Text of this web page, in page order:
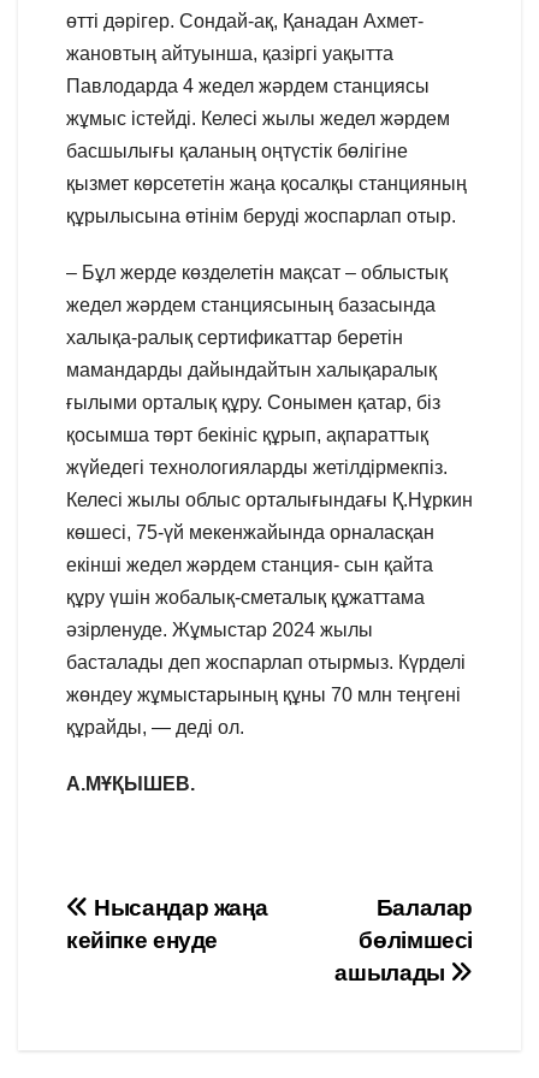
өтті дәрігер. Сондай-ақ, Қанадан Ахмет-
жановтың айтуынша, қазіргі уақытта
Павлодарда 4 жедел жәрдем станциясы
жұмыс істейді. Келесі жылы жедел жәрдем
басшылығы қаланың оңтүстік бөлігіне
қызмет көрсететін жаңа қосалқы станцияның
құрылысына өтінім беруді жоспарлап отыр.
– Бұл жерде көзделетін мақсат – облыстық
жедел жәрдем станциясының базасында
халықа-ралық сертификаттар беретін
мамандарды дайындайтын халықаралық
ғылыми орталық құру. Сонымен қатар, біз
қосымша төрт бекініс құрып, ақпараттық
жүйедегі технологияларды жетілдірмекпіз.
Келесі жылы облыс орталығындағы Қ.Нұркин
көшесі, 75-үй мекенжайында орналасқан
екінші жедел жәрдем станция- сын қайта
құру үшін жобалық-сметалық құжаттама
әзірленуде. Жұмыстар 2024 жылы
басталады деп жоспарлап отырмыз. Күрделі
жөндеу жұмыстарының құны 70 млн теңгені
құрайды, — деді ол.
А.МҰҚЫШЕВ.
Навигация
Балалар
бөлімшесі
ашылады
Нысандар жаңа
кейіпке енуде